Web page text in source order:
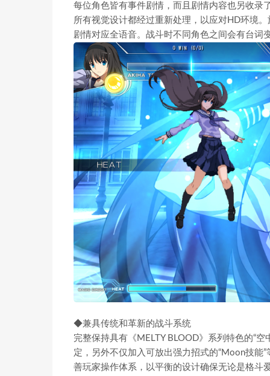
每位角色皆有事件剧情，而且剧情内容也另收录
所有视觉设计都经过重新处理，以应对HD环境
剧情对应全语音。战斗时不同角色之间会有台词
◆兼具传统和革新的战斗系统
完整保持具有《MELTY BLOOD》系列特色的“空
定，另外不仅加入可放出强力招式的“Moon技能
善玩家操作体系，以平衡的设计确保无论是格斗